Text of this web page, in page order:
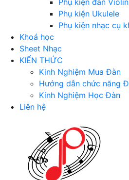
Phụ kiện đàn Violin
Phụ kiện Ukulele
Phụ kiện nhạc cụ
Khoá học
Sheet Nhạc
KIẾN THỨC
Kinh Nghiệm Mua Đàn
Hướng dẫn chức năng
Kinh Nghiệm Học Đàn
Liên hệ